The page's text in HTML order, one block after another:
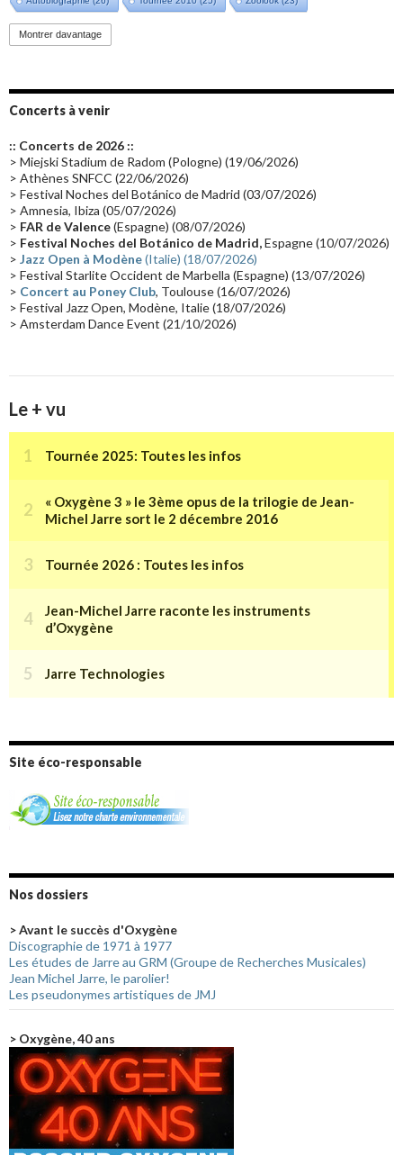
Promo 2019(23)
Groupe de Recherche Musicale
Passages radio Vidéo Jarrecast (16) Synthé 80's
Les concerts en Chine(16) Cinéma
Synthé Roland(15) Belgique(15)
(14) Astronomie (14)
Tournée 2025(14) 2024(14) Chine(13)
Montrer davantage
Concerts à venir
:: Concerts de 2026 ::
> Miejski Stadium de Radom (Pologne) (19/06/2026)
> Athènes SNFCC (22/06/2026)
> Festival Noches del Botánico de Madrid (03/07/2026)
> Amnesia, Ibiza (05/07/2026)
> FAR de Valence(Espagne) (08/07/2026)
> Festival Noches del Botánico de Madrid,Espagne (10/07/2026)
> Jazz Open à Modène(Italie) (18/07/2026)
> Festival Starlite Occident de Marbella (Espagne) (13/07/2026)
> Concert au Poney Club, Toulouse (16/07/2026)
> Festival Jazz Open, Modène, Italie (18/07/2026)
> Amsterdam Dance Event (21/10/2026)
Le + vu
Site éco-responsable
Nos dossiers
> Avant le succès d'Oxygène
Discographie de 1971 à 1977
Les études de Jarre au GRM (Groupe de Recherches Musicales)
Jean Michel Jarre, le parolier!
Les pseudonymes artistiques de JMJ
> Oxygène, 40 ans